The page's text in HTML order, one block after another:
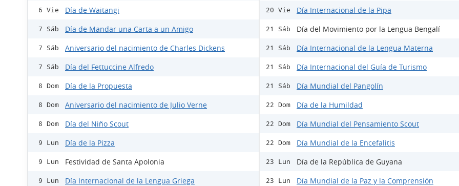
6 Vie Día de Waitangi
7 Sáb Día de Mandar una Carta a un Amigo
7 Sáb Aniversario del nacimiento de Charles Dickens
7 Sáb Día del Fettuccine Alfredo
8 Dom Día de la Propuesta
8 Dom Aniversario del nacimiento de Julio Verne
8 Dom Día del Niño Scout
9 Lun Día de la Pizza
9 Lun Festividad de Santa Apolonia
9 Lun Día Internacional de la Lengua Griega
20 Vie Día Internacional de la Pipa
21 Sáb Día del Movimiento por la Lengua Bengalí
21 Sáb Día Internacional de la Lengua Materna
21 Sáb Día Internacional del Guía de Turismo
21 Sáb Día Mundial del Pangolín
22 Dom Día de la Humildad
22 Dom Día Mundial del Pensamiento Scout
22 Dom Día Mundial de la Encefalitis
23 Lun Día de la República de Guyana
23 Lun Día Mundial de la Paz y la Comprensión